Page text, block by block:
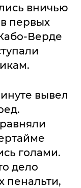
вничью
в первых
Верде
вывел
голами.
дело
пенальти,